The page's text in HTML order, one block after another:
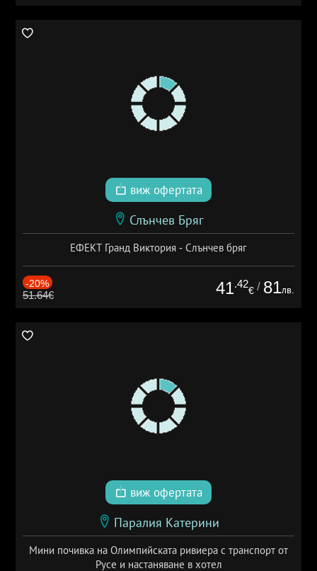
виж офертата
Слънчев Бряг
ЕФЕКТ Гранд Виктория - Слънчев бряг
-20%
51.64€ 41.42
€ / 81лв.
виж офертата
Паралия Катерини
Мини почивка на Олимпийската ривиера с транспорт от
Русе и настаняване в хотел